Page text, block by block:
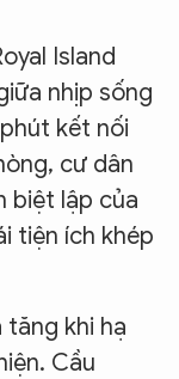
Island
nhịp sống
kết nối
cư dân
biệt lập của
tiện ích khép
khi hạ
Cầu